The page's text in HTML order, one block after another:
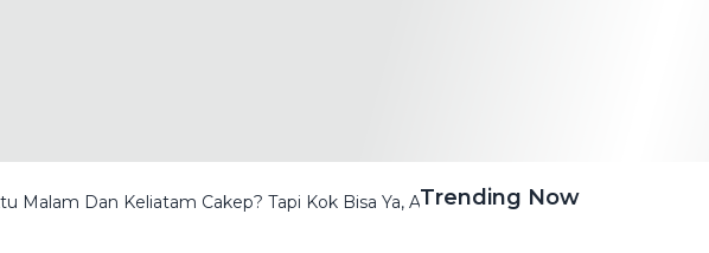
Malam Dan Keliatam Cakep? Tapi Kok Bisa Ya, Apa Ini Bantuan Jin Qorin?
Trending Now